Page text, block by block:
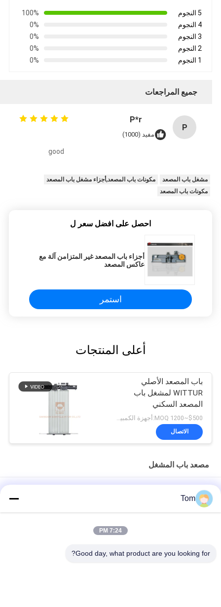
5 النجوم
100%
4 النجوم
0%
3 النجوم
0%
2 النجوم
0%
1 النجوم
0%
جميع المراجعات
P
P*r
مفيد (1000)
good
مشغل باب المصعد
مكونات باب المصعد,أجزاء مشغل باب المصعد
مكونات باب المصعد
احصل على افضل سعر ل
أجزاء باب المصعد غير المتزامن آلة مع
عاكس المصعد
استمر
أعلى المنتجات
باب المصعد الأصلي
WITTUR لمشغل باب
المصعد السكني
الاتصال
مصعد باب المشغل
مع اختبار التأثير 45 كجم
جهاز باب هبوط المصعد ذو ورقتين وفتحة جانبية ووزن داخلي
Tom
7:24 PM
Good day, what product are you looking for?